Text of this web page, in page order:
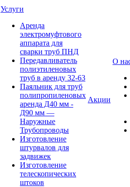
Услуги
Аренда
электромуфтового
аппарата для
сварки труб ПНД
Передавливатель
полиэтиленовых
труб в аренду 32-63
Паяльник для труб
полипропиленовых
аренда Д40 мм -
Д90 мм —
Наружные
Трубопроводы
Изготовление
штурвалов для
задвижек
Изготовление
телескопических
штоков
Акции
О